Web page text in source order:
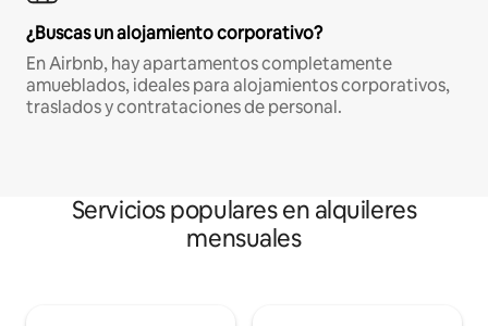
¿Buscas un alojamiento corporativo?
En Airbnb, hay apartamentos completamente
amueblados, ideales para alojamientos corporativos,
traslados y contrataciones de personal.
Servicios populares en alquileres
mensuales